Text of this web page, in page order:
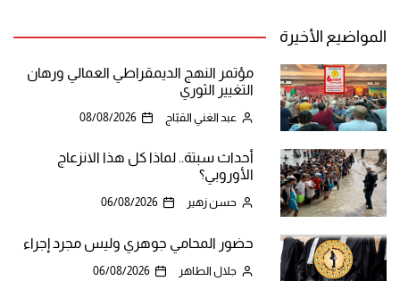
المواضيع الأخيرة
مؤتمر النهج الديمقراطي العمالي ورهان
التغيير الثوري
عبد الغني القبّاج 08/08/2026
أحداث سبتة.. لماذا كل هذا الانزعاج
الأوروبي؟
حسن زهير 06/08/2026
حضور المحامي جوهري وليس مجرد إجراء
جلال الطاهر 06/08/2026